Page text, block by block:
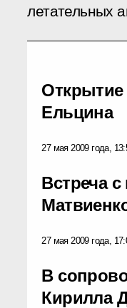
летательных
Открытие
Ельцина
27 мая 2009 года,
Встреча
27 мая 2009 года,
В
Кирилла